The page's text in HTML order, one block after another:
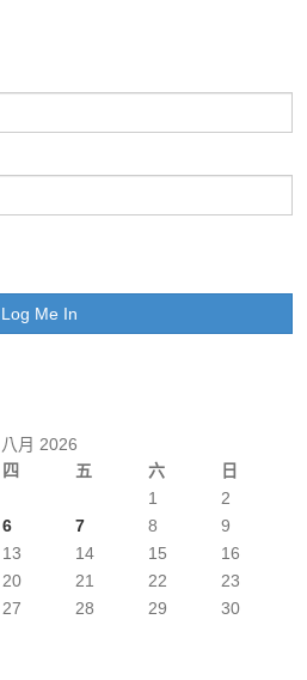
八月 2026
四 五 六 日
1
2
6 7 8
9
13 14 15
16
20 21 22
23
27 28 29
30